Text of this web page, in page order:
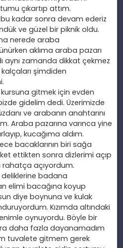
çıkartıp attım.
kadar sonra devam ederiz
ve güzel bir piknik oldu.
nerede araba
aklıma araba pazarı
aynı zamanda dikkat çekmez
kalçaları şimdiden
gitmek için evden
gidelim dedi. Üzerimizde
ve arabanın anahtarını
Araba pazarına varınca yine
kucağıma aldım.
bacaklarının biri sağa
ettikten sonra dizlerimi açıp
rahatça açıyordum.
badana
elimi bacağına koyup
diye boynuna ve kulak
Kızımda altındaki
oynuyordu. Böyle bir
daha fazla dayanamadım
tuvalete gitmem gerek